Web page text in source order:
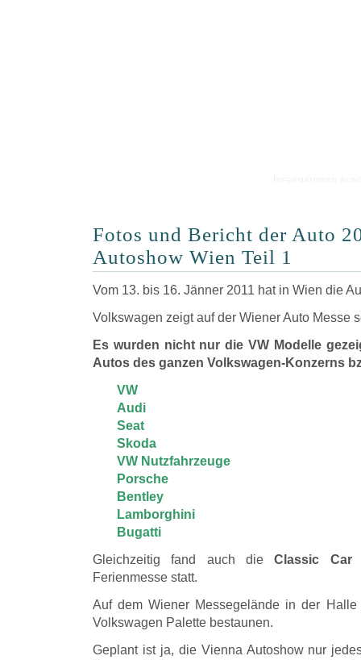
Fotos und Bericht der Auto
Autoshow Wien Teil 1
Vom 13. bis 16. Jänner 2011 hat in Wien die
Volkswagen zeigt auf der Wiener Auto Messe
Es wurden nicht nur die VW Modelle
Autos des ganzen Volkswagen-Konzerns
VW
Audi
Seat
Skoda
VW Nutzfahrzeuge
Porsche
Bentley
Lamborghini
Bugatti
Gleichzeitig fand auch dieClassic Car
Ferienmesse statt.
Auf dem Wiener Messegelände in der
Volkswagen Palette bestaunen.
Geplant ist ja, die Vienna Autoshow nur